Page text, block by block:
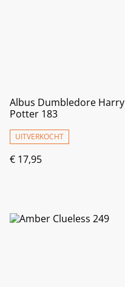
Albus Dumbledore Harry
Potter 183
UITVERKOCHT
€ 17,95